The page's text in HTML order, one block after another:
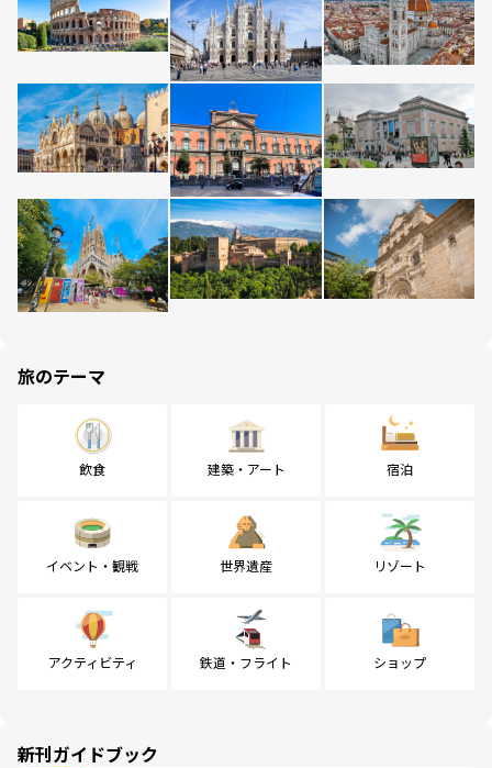
旅のテーマ
飲食 建築・アート 宿泊
イベント・観戦 世界遺産 リゾート
アクティビティ 鉄道・フライト ショップ
新刊ガイドブック